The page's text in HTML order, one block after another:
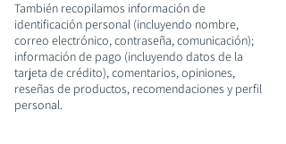
También recopilamos información de
identificación personal (incluyendo nombre,
correo electrónico, contraseña, comunicación);
información de pago (incluyendo datos de la
tarjeta de crédito), comentarios, opiniones,
reseñas de productos, recomendaciones y perfil
personal.